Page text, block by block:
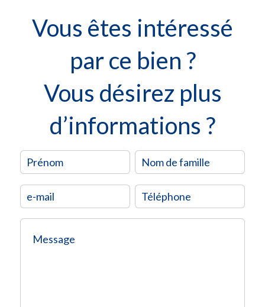
Vous êtes intéressé
par ce bien ?
Vous désirez plus
d’informations ?